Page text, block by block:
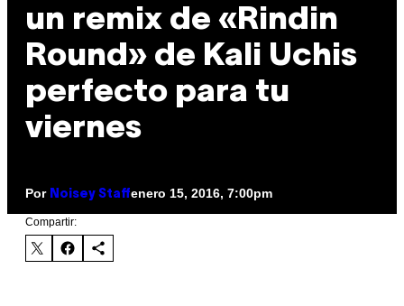
un remix de «Rindin
Round» de Kali Uchis
perfecto para tu
viernes
Por Noisey Staffenero 15, 2016, 7:00pm
Compartir: